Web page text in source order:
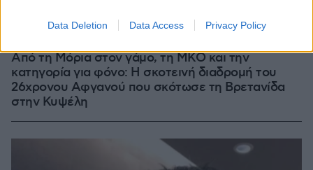
Data Deletion Data Access Privacy Policy
Από τη Μόρια στον γάμο, τη ΜΚΟ και την
κατηγορία για φόνο: Η σκοτεινή διαδρομή του
26χρονου Αφγανού που σκότωσε τη Βρετανίδα
στην Κυψέλη